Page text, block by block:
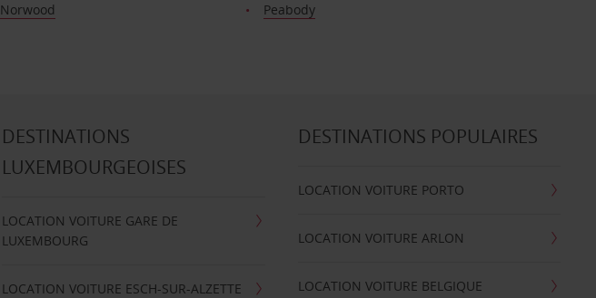
Norwood
Peabody
DESTINATIONS
LUXEMBOURGEOISES
LOCATION VOITURE GARE DE
LUXEMBOURG
LOCATION VOITURE ESCH-SUR-ALZETTE
DESTINATIONS POPULAIRES
LOCATION VOITURE PORTO
LOCATION VOITURE ARLON
LOCATION VOITURE BELGIQUE